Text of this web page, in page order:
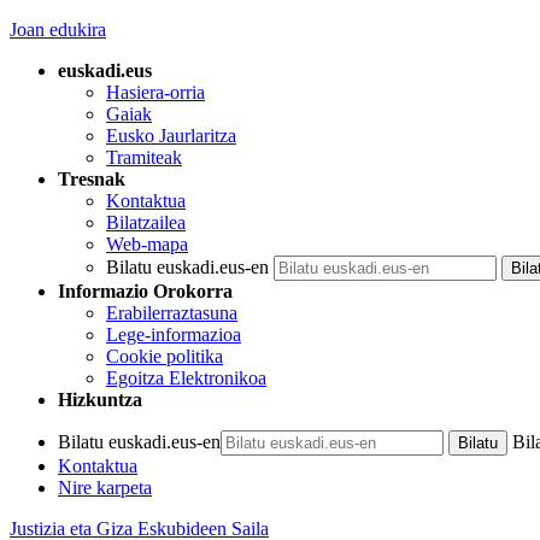
Joan edukira
euskadi.eus
Hasiera-orria
Gaiak
Eusko Jaurlaritza
Tramiteak
Tresnak
Kontaktua
Bilatzailea
Web-mapa
Bilatu euskadi.eus-en
Informazio Orokorra
Erabilerraztasuna
Lege-informazioa
Cookie politika
Egoitza Elektronikoa
Hizkuntza
Bilatu euskadi.eus-en
Kontaktua
Nire karpeta
Justizia eta Giza Eskubideen Saila